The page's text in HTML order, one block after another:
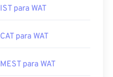
IST para WAT
CAT para WAT
MEST para WAT